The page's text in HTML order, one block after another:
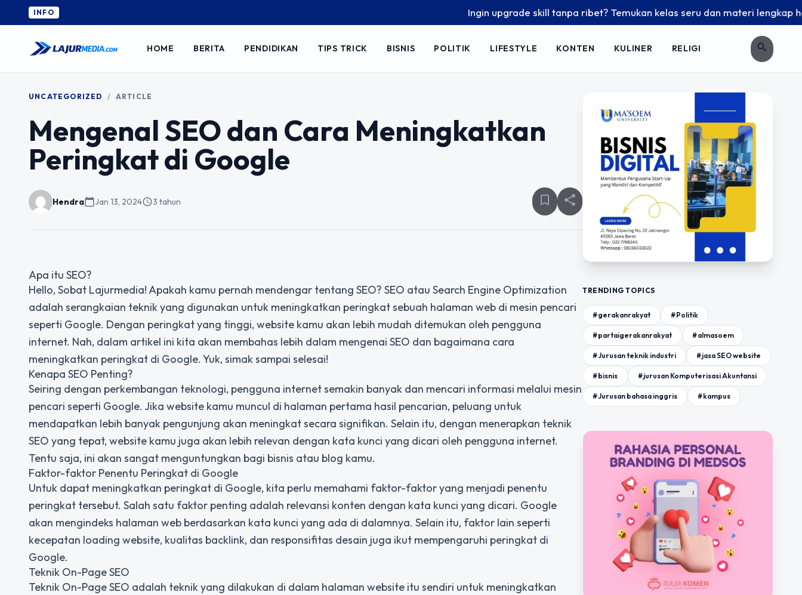
INFO Ingin upgrade skill tanpa ribet? Temukan kelas seru dan materi lengkap
HOME BERITA PENDIDIKAN TIPS TRICK BISNIS POLITIK LIFESTYLE KONTEN KULINER RELIGI search
UNCATEGORIZED / ARTICLE
Mengenal SEO dan Cara Meningkatkan
Peringkat di Google
Hendracalendar_todayJan 13, 2024schedule3 tahun bookmark_border share
Apa itu SEO?
Hello, Sobat Lajurmedia! Apakah kamu pernah mendengar tentang SEO? SEO atau Search Engine Optimization
adalah serangkaian teknik yang digunakan untuk meningkatkan peringkat sebuah halaman web di mesin pencari
seperti Google. Dengan peringkat yang tinggi, website kamu akan lebih mudah ditemukan oleh pengguna
internet. Nah, dalam artikel ini kita akan membahas lebih dalam mengenai SEO dan bagaimana cara
meningkatkan peringkat di Google. Yuk, simak sampai selesai!
Kenapa SEO Penting?
Seiring dengan perkembangan teknologi, pengguna internet semakin banyak dan mencari informasi melalui mesin
pencari seperti Google. Jika website kamu muncul di halaman pertama hasil pencarian, peluang untuk
mendapatkan lebih banyak pengunjung akan meningkat secara signifikan. Selain itu, dengan menerapkan teknik
SEO yang tepat, website kamu juga akan lebih relevan dengan kata kunci yang dicari oleh pengguna internet.
Tentu saja, ini akan sangat menguntungkan bagi bisnis atau blog kamu.
Faktor-faktor Penentu Peringkat di Google
Untuk dapat meningkatkan peringkat di Google, kita perlu memahami faktor-faktor yang menjadi penentu
peringkat tersebut. Salah satu faktor penting adalah relevansi konten dengan kata kunci yang dicari. Google
akan mengindeks halaman web berdasarkan kata kunci yang ada di dalamnya. Selain itu, faktor lain seperti
kecepatan loading website, kualitas backlink, dan responsifitas desain juga ikut mempengaruhi peringkat di
Google.
Teknik On-Page SEO
Teknik On-Page SEO adalah teknik yang dilakukan di dalam halaman website itu sendiri untuk meningkatkan
TRENDING TOPICS
#gerakanrakyat #Politik
#partaigerakanrakyat #almasoem
#Jurusan teknik industri #jasa SEO website
#bisnis #jurusan Komputerisasi Akuntansi
#Jurusan bahasa inggris #kampus